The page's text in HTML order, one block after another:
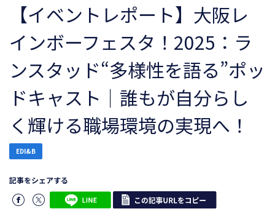
【イベントレポート】大阪レ
インボーフェスタ！2025：ラ
ンスタッド“多様性を語る”ポッ
ドキャスト｜誰もが自分らし
く輝ける職場環境の実現へ！
EDI&B
記事をシェアする